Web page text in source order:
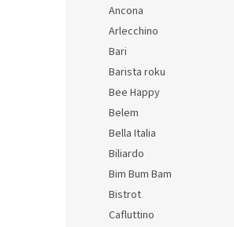
Ancona
Arlecchino
Bari
Barista roku
Bee Happy
Belem
Bella Italia
Biliardo
Bim Bum Bam
Bistrot
Cafluttino